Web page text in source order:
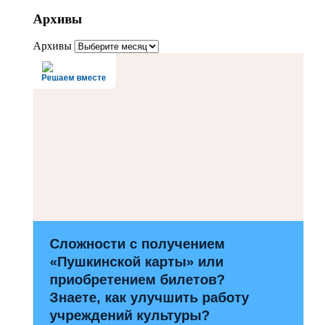
Архивы
Архивы
Решаем вместе
Сложности с получением
«Пушкинской карты» или
приобретением билетов?
Знаете, как улучшить работу
учреждений культуры?